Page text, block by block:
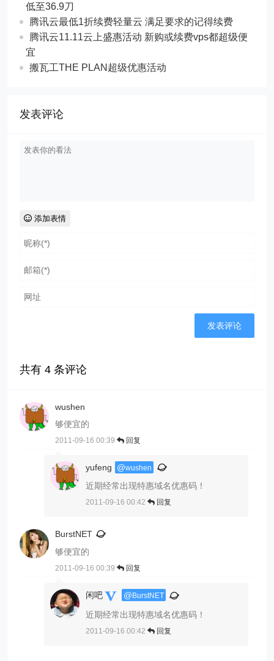
低至36.9刀
腾讯云最低1折续费轻量云 满足要求的记得续费
腾讯云11.11云上盛惠活动 新购或续费vps都超级便
宜
搬瓦工THE PLAN超级优惠活动
发表评论
添加表情
共有4 条评论
wushen
够便宜的
2011-09-16 00:39 回复
yufeng @wushen
近期经常出现特惠域名优惠码！
2011-09-16 00:42 回复
BurstNET
够便宜的
2011-09-16 00:39 回复
闲吧 @ BurstNET
近期经常出现特惠域名优惠码！
2011-09-16 00:42 回复